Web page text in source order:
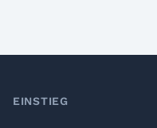
Footer
EINSTIEG